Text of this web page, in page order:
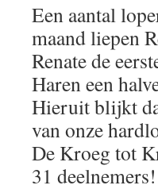
Een aantal
maand liepen
Renate de
Haren een
Hieruit blijkt
van onze
De Kroeg tot
31